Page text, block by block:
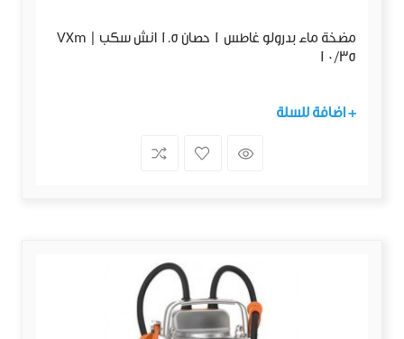
مضخة ماء بدرولو غاطس 1 حصان 1.5 انش سكب | VXm
10/35
+ اضافة للسلة